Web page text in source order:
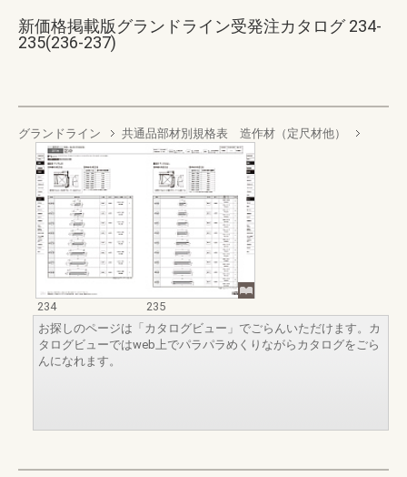
新価格掲載版グランドライン受発注カタログ 234-
235(236-237)
グランドライン 共通品部材別規格表 造作材（定尺材他）
234
235
お探しのページは「カタログビュー」でごらんいただけます。カ
タログビューではweb上でパラパラめくりながらカタログをごら
んになれます。